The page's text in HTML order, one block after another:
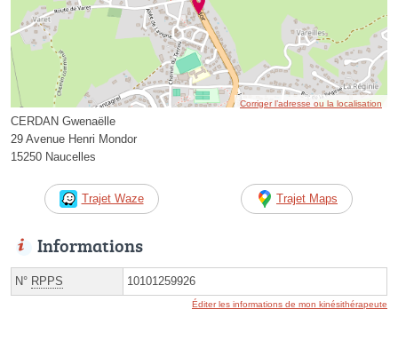
Corriger l’adresse ou la localisation
CERDAN Gwenaëlle
29 Avenue Henri Mondor
15250 Naucelles
Trajet Waze Trajet Maps
Informations
N° RPPS 10101259926
Éditer les informations de mon kinésithérapeute